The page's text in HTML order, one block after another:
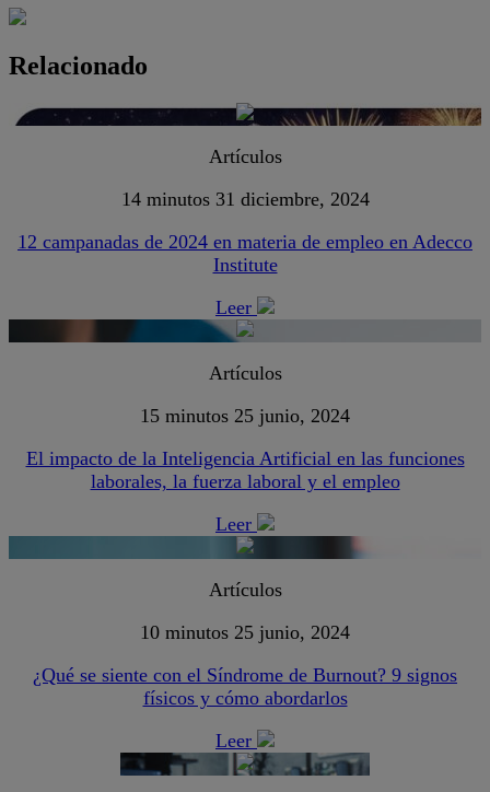
Relacionado
Artículos
14 minutos 31 diciembre, 2024
12 campanadas de 2024 en materia de empleo en Adecco
Institute
Leer
Artículos
15 minutos 25 junio, 2024
El impacto de la Inteligencia Artificial en las funciones
laborales, la fuerza laboral y el empleo
Leer
Artículos
10 minutos 25 junio, 2024
¿Qué se siente con el Síndrome de Burnout? 9 signos
físicos y cómo abordarlos
Leer